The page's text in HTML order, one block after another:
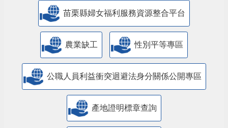
苗栗縣婦女福利服務資源整合平台
農業缺工 性別平等專區
公職人員利益衝突迴避法身分關係公開專區
產地證明標章查詢